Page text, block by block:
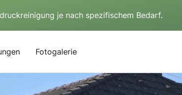
je nach spezifischem Bedarf.
Fotogalerie